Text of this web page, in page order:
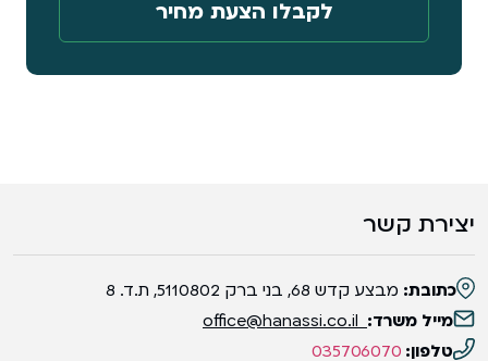
יצירת קשר
כתובת: מבצע קדש 68, בני ברק 5110802, ת.ד. 8
מייל משרד:
טלפון: 035706070